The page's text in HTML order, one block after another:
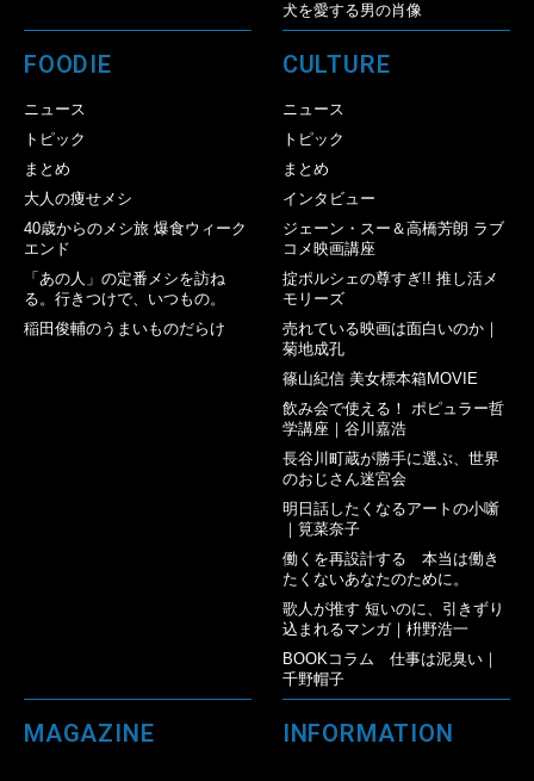
犬を愛する男の肖像
FOODIE
ニュース
トピック
まとめ
大人の痩せメシ
40歳からのメシ旅 爆食ウィーク
エンド
「あの人」の定番メシを訪ね
る。行きつけで、いつもの。
稲田俊輔のうまいものだらけ
CULTURE
ニュース
トピック
まとめ
インタビュー
ジェーン・スー＆高橋芳朗 ラブ
コメ映画講座
掟ポルシェの尊すぎ!! 推し活メ
モリーズ
売れている映画は面白いのか｜
菊地成孔
篠山紀信 美女標本箱MOVIE
飲み会で使える！ ポピュラー哲
学講座｜谷川嘉浩
長谷川町蔵が勝手に選ぶ、世界
のおじさん迷宮会
明日話したくなるアートの小噺
｜筧菜奈子
働くを再設計する 本当は働き
たくないあなたのために。
歌人が推す 短いのに、引きずり
込まれるマンガ｜枡野浩一
BOOKコラム 仕事は泥臭い｜
千野帽子
MAGAZINE INFORMATION